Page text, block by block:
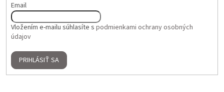
Email
Vložením e-mailu súhlasíte s podmienkami ochrany osobných
údajov
PRIHLÁSIŤ SA